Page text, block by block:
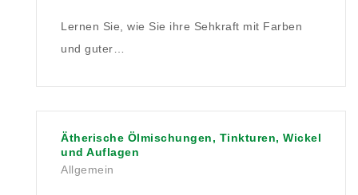
Lernen Sie, wie Sie ihre Sehkraft mit Farben
und guter…
Ätherische Ölmischungen, Tinkturen, Wickel
und Auflagen
Allgemein